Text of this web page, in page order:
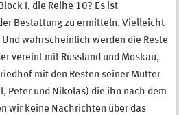
I, die Reihe 10? Es ist
Bestattung zu ermitteln. Vielleicht
wahrscheinlich werden die Reste
vereint mit Russland und Moskau,
mit den Resten seiner Mutter
Peter und Nikolas) die ihn nach dem
wir keine Nachrichten über das